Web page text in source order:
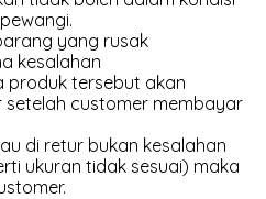
yang rusak
kesalahan
produk tersebut akan
setelah customer membayar
di retur bukan kesalahan
ukuran tidak sesuai) maka